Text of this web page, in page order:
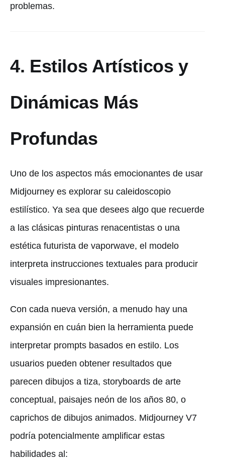
problemas.
4. Estilos Artísticos y
Dinámicas Más
Profundas
Uno de los aspectos más emocionantes de usar
Midjourney es explorar su caleidoscopio
estilístico. Ya sea que desees algo que recuerde
a las clásicas pinturas renacentistas o una
estética futurista de vaporwave, el modelo
interpreta instrucciones textuales para producir
visuales impresionantes.
Con cada nueva versión, a menudo hay una
expansión en cuán bien la herramienta puede
interpretar prompts basados en estilo. Los
usuarios pueden obtener resultados que
parecen dibujos a tiza, storyboards de arte
conceptual, paisajes neón de los años 80, o
caprichos de dibujos animados. Midjourney V7
podría potencialmente amplificar estas
habilidades al: